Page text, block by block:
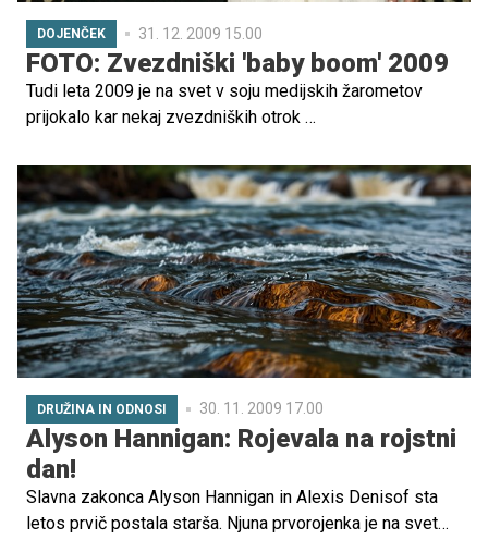
DOJENČEK 31. 12. 2009 15.00
FOTO: Zvezdniški 'baby boom' 2009
Tudi leta 2009 je na svet v soju medijskih žarometov
prijokalo kar nekaj zvezdniških otrok …
DRUŽINA IN ODNOSI 30. 11. 2009 17.00
Alyson Hannigan: Rojevala na rojstni
dan!
Slavna zakonca Alyson Hannigan in Alexis Denisof sta
letos prvič postala starša. Njuna prvorojenka je na svet